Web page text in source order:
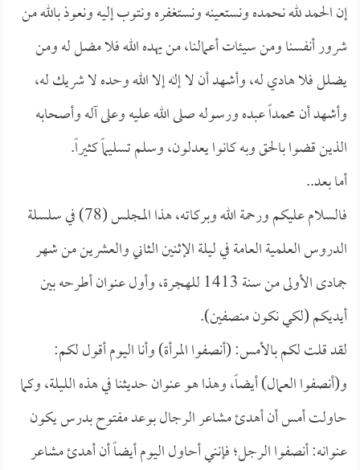
إن الحمد لله نحمده ونستعينه ونستغفره ونتوب إليه ونعوذ بالله من
شرور أنفسنا ومن سيئات أعمالنا، من يهده الله فلا مضل له ومن
يضلل فلا هادي له، وأشهد أن لا إله إلا الله وحده لا شريك له،
وأشهد أن محمداً عبده ورسوله صلى الله عليه وعلى آله وأصحابه
الذين قضوا بالحق وبه كانوا يعدلون، وسلم تسليماً كثيراً.
أما بعد..
فالسلام عليكم ورحمة الله وبركاته، هذا المجلس (78) في سلسلة
الدروس العلمية العامة في ليلة الإثنين الثاني والعشرين من شهر
جمادى الأولى من سنة 1413 للهجرة، وأول عنوان أطرحه بين
أيديكم (لكي نكون منصفين).
لقد قلت لكم بالأمس: (أنصفوا المرأة) وأنا اليوم أقول لكم:
و(أنصفوا العمال) أيضاً، وهذا هو عنوان حديثنا في هذه الليلة، وكما
حاولت أمس أن أهدئ مشاعر الرجال بوعد مفتوح بدرس يكون
عنوانه: أنصفوا الرجل؛ فإنني أحاول اليوم أيضاً أن أهدئ مشاعر